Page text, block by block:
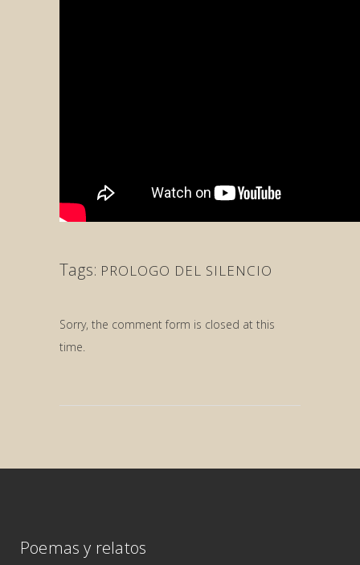
Tags: PROLOGO DEL SILENCIO
Sorry, the comment form is closed at this
time.
Poemas y relatos